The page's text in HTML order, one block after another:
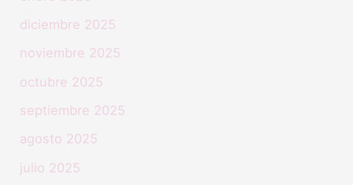
diciembre 2025
noviembre 2025
octubre 2025
septiembre 2025
agosto 2025
julio 2025